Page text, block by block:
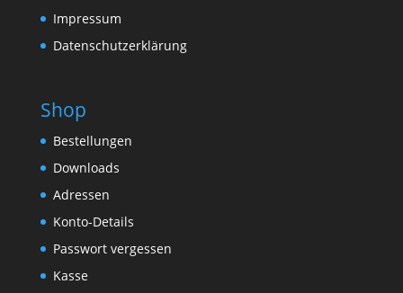
Impressum
Datenschutzerklärung
Shop
Bestellungen
Downloads
Adressen
Konto-Details
Passwort vergessen
Kasse